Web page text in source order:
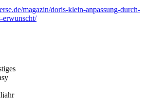
magazin/doris-klein-anpassung-durch-
erwunscht/